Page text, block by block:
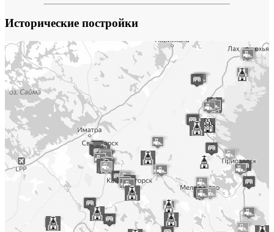
Исторические постройки